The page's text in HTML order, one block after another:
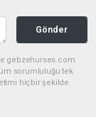
Gönder
gebzehurses.com
sorumluluğu tek
hiçbir şekilde